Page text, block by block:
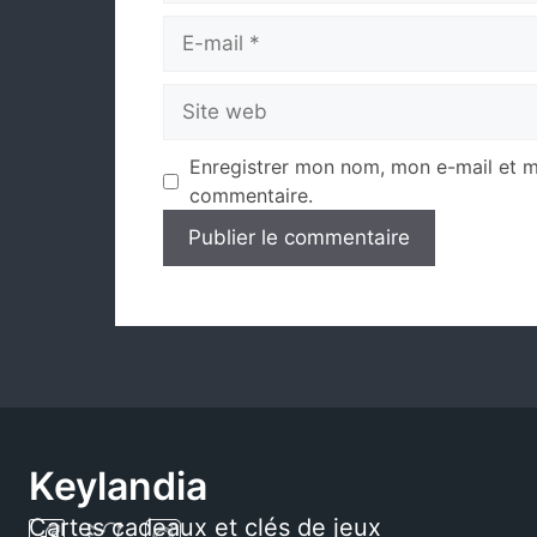
mail
Site
web
Enregistrer mon nom, mon e-mail et
commentaire.
Keylandia
Cartes cadeaux et clés de jeux